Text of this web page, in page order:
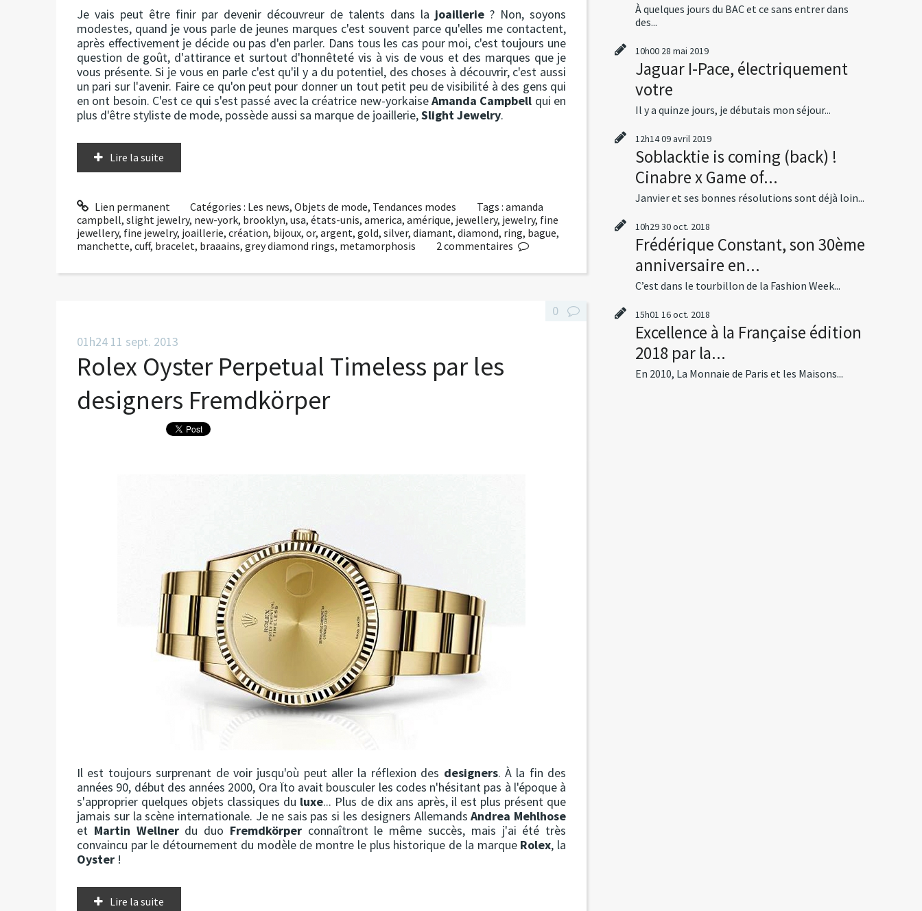
Je vais peut être finir par devenir découvreur de talents dans la joaillerie ? Non, soyons
modestes, quand je vous parle de jeunes marques c'est souvent parce qu'elles me contactent,
après effectivement je décide ou pas d'en parler. Dans tous les cas pour moi, c'est toujours une
question de goût, d'attirance et surtout d'honnêteté vis à vis de vous et des marques que je
vous présente. Si je vous en parle c'est qu'il y a du potentiel, des choses à découvrir, c'est aussi
un pari sur l'avenir. Faire ce qu'on peut pour donner un tout petit peu de visibilité à des gens qui
en ont besoin. C'est ce qui s'est passé avec la créatrice new-yorkaiseAmanda Campbell qui en
plus d'être styliste de mode, possède aussi sa marque de joaillerie,Slight Jewelry.
Lire la suite
Lien permanent Catégories : Les news,Objets de mode, Tendances modes Tags :amanda
campbell, slight jewelry, new-york, brooklyn, usa, états-unis, america, amérique, jewellery, jewelry, fine
jewellery, fine jewelry, joaillerie, création, bijoux, or, argent, gold, silver, diamant, diamond, ring, bague,
manchette, cuff, bracelet, braaains, grey diamond rings, metamorphosis 2commentaires
01h24 11 sept. 2013
Rolex Oyster Perpetual Timeless par les
designers Fremdkörper
Il est toujours surprenant de voir jusqu'où peut aller la réflexion des designers. À la fin des
années 90, début des années 2000, Ora Ïto avait bousculer les codes n'hésitant pas à l'époque à
s'approprier quelques objets classiques du luxe... Plus de dix ans après, il est plus présent que
jamais sur la scène internationale. Je ne sais pas si les designers AllemandsAndrea Mehlhose
et Martin Wellnerdu duo Fremdkörperconnaîtront le même succès, mais j'ai été très
convaincu par le détournement du modèle de montre le plus historique de la marque Rolex, la
Oyster !
Lire la suite
0
À quelques jours du BAC et ce sans entrer dans
des...
10h00 28 mai 2019
Jaguar I-Pace, électriquement
votre
Il y a quinze jours, je débutais mon séjour...
12h1409avril 2019
Soblacktie is coming (back) !
Cinabre x Game of...
Janvier et ses bonnes résolutions sont déjà loin...
10h2930oct. 2018
Frédérique Constant, son 30ème
anniversaire en...
C’est dans le tourbillon de la Fashion Week...
15h01 16oct. 2018
Excellence à la Française édition
2018 par la...
En 2010, La Monnaie de Paris et les Maisons...